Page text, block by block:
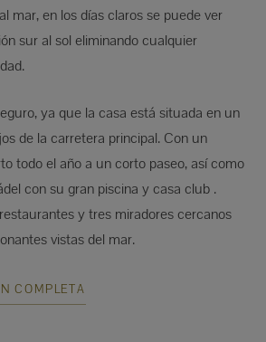
mar, en los días claros se puede ver
sur al sol eliminando cualquier
ya que la casa está situada en un
de la carretera principal. Con un
todo el año a un corto paseo, así como
con su gran piscina y casa club .
y tres miradores cercanos
vistas del mar.
COMPLETA